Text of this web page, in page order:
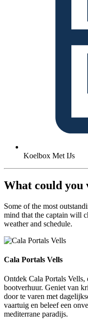
Koelbox Met IJs
What could you
Some of the most
mind that the captain will
weather and schedule.
Cala Portals Vells
Cala Portals Vells
Ontdek Cala Portals
bootverhuur. Geniet van
door te varen met
vaartuig en beleef een
mediterrane paradijs.